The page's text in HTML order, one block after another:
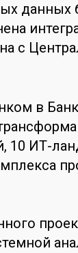
данных
с
в
10 ИТ-